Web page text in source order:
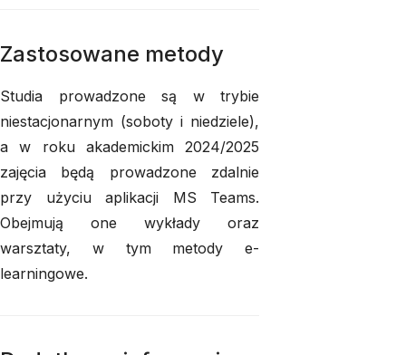
Zastosowane metody
Studia prowadzone są w trybie
niestacjonarnym (soboty i niedziele),
a w roku akademickim 2024/2025
zajęcia będą prowadzone zdalnie
przy użyciu aplikacji MS Teams.
Obejmują one wykłady oraz
warsztaty, w tym metody e-
learningowe.